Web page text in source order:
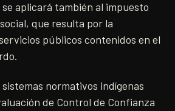
aplicará también al impuesto
que resulta por la
públicos contenidos en el
normativos indígenas
de Control de Confianza